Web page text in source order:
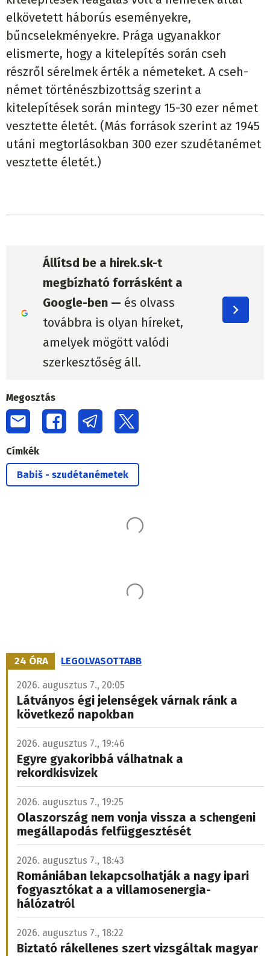
elkövetett háborús eseményekre,
bűncselekményekre. Prága ugyanakkor
elismerte, hogy a kitelepítés során cseh
részről sérelmek érték a németeket. A cseh-
német történészbizottság szerint a
kitelepítések során mintegy 15-30 ezer német
vesztette életét. (Más források szerint az 1945
utáni megtorlásokban 300 ezer szudétanémet
vesztette életét.)
Állítsd be a hirek.sk-t
megbízható forrásként a
Google-ben — és olvass
továbbra is olyan híreket,
amelyek mögött valódi
szerkesztőség áll.
Megosztás
Címkék
Babiš - szudétanémetek
24 ÓRA LEGOLVASOTTABB
2026. augusztus 7., 20:05
Látványos égi jelenségek várnak ránk a
következő napokban
2026. augusztus 7., 19:46
Egyre gyakoribbá válhatnak a
rekordkisvizek
2026. augusztus 7., 19:25
Olaszország nem vonja vissza a schengeni
megállapodás felfüggesztését
2026. augusztus 7., 18:43
Romániában lekapcsolhatják a nagy ipari
fogyasztókat a a villamosenergia-
hálózatról
2026. augusztus 7., 18:22
Biztató rákellenes szert vizsgáltak magyar